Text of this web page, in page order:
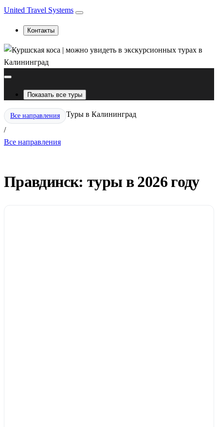
United Travel Systems
Контакты
Показать все туры
Все направления
/
Туры в Калининград
Все направления
Правдинск: туры в 2026 году